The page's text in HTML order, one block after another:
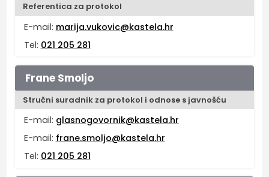
Referentica za protokol
E-mail: marija.vukovic@kastela.hr
Tel: 021 205 281
Frane Smoljo
Stručni suradnik za protokol i odnose s javnošću
E-mail: glasnogovornik@kastela.hr
E-mail: frane.smoljo@kastela.hr
Tel: 021 205 281